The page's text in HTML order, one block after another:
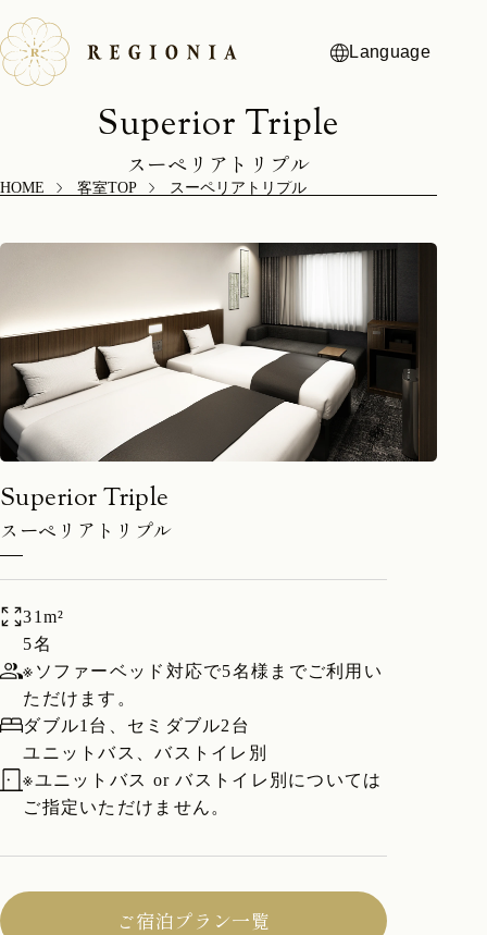
Language
スーペリアトリプル
HOME 客室TOP スーペリアトリプル
スーペリアトリプル
ご宿泊プラン一覧
31m²
5名
※ソファーベッド対応で5名様までご利用い
ただけます。
ダブル1台、セミダブル2台
ユニットバス、バストイレ別
※ユニットバス or バストイレ別については
ご指定いただけません。